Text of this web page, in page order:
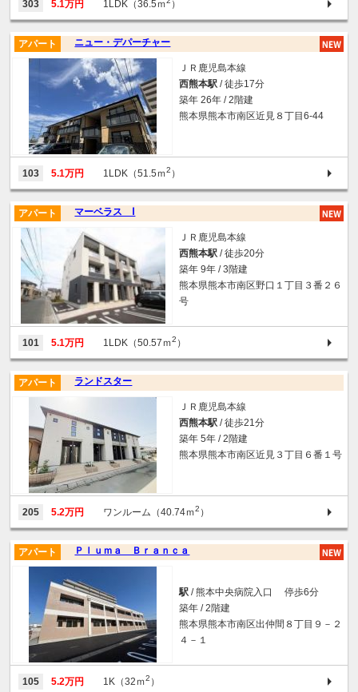
303 5.1万円 1LDK（36.5ｍ ）
ニュー・デパーチャー
アパート
ＪＲ鹿児島本線
西熊本駅 / 徒歩17分
築年 26年 / 2階建
熊本県熊本市南区近見８丁目6-44
103 5.1万円 1LDK（51.5ｍ2 ）
マーベラス Ⅰ
アパート
ＪＲ鹿児島本線
西熊本駅 / 徒歩20分
築年 9年 / 3階建
熊本県熊本市南区野口１丁目３番２６
号
101 5.1万円 1LDK（50.57ｍ2 ）
ランドスター
アパート
ＪＲ鹿児島本線
西熊本駅 / 徒歩21分
築年 5年 / 2階建
熊本県熊本市南区近見３丁目６番１号
205 5.2万円 ワンルーム（40.74ｍ2 ）
Ｐｌｕｍａ Ｂｒａｎｃａ
アパート
駅 / 熊本中央病院入口 停歩6分
築年 / 2階建
熊本県熊本市南区出仲間８丁目９－２
４－１
105 5.2万円 1K（32ｍ2 ）